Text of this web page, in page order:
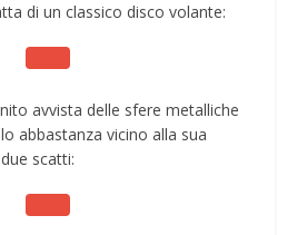
di un classico disco volante:
avvista delle sfere metalliche
abbastanza vicino alla sua
scatti: